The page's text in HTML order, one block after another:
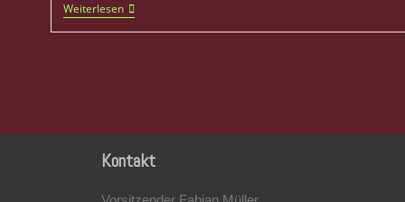
Weiterlesen
Kontakt